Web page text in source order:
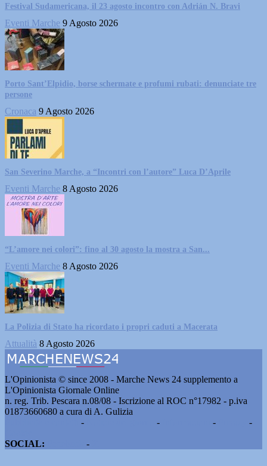
Festival Sudamericana, il 23 agosto incontro con Adrián N. Bravi
Eventi Marche 9 Agosto 2026
Porto Sant’Elpidio, borse schermate e profumi rubati: denunciate tre
persone
Cronaca 9 Agosto 2026
San Severino Marche, a “Incontri con l’autore” Luca D’Aprile
Eventi Marche 8 Agosto 2026
“L’amore nei colori”: fino al 30 agosto la mostra a San...
Eventi Marche 8 Agosto 2026
La Polizia di Stato ha ricordato i propri caduti a Macerata
Attualità 8 Agosto 2026
L'Opinionista © since 2008 - Marche News 24 supplemento a
L'Opinionista Giornale Online
n. reg. Trib. Pescara n.08/08 - Iscrizione al ROC n°17982 - p.iva
01873660680 a cura di A. Gulizia
- - -
-
SOCIAL:
-